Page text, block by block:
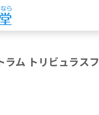
ラム トリビュラス